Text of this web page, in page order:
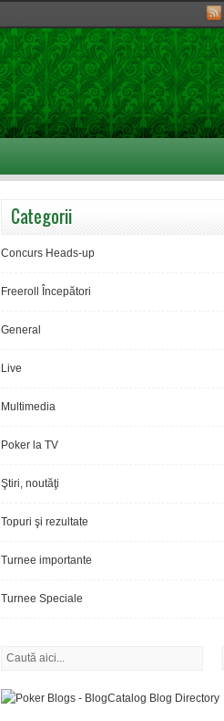
Categorii
Concurs Heads-up
Freeroll Începători
General
Live
Multimedia
Poker la TV
Ştiri, noutăţi
Topuri şi rezultate
Turnee importante
Turnee Speciale